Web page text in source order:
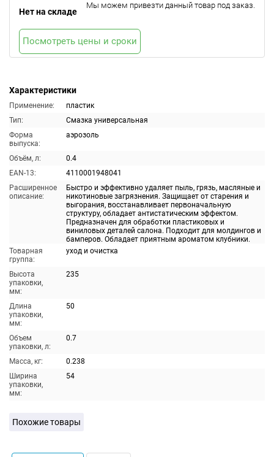
Характеристики
Применение:
пластик
Тип:
Смазка универсальная
Форма
выпуска:
аэрозоль
Объём, л:
0.4
EAN-13:
4110001948041
Расширенное
описание:
Быстро и эффективно удаляет пыль, грязь, масляные и
никотиновые загрязнения. Защищает от старения и
выгорания, восстанавливает первоначальную
структуру, обладает антистатическим эффектом.
Предназначен для обработки пластиковых и
виниловых деталей салона. Подходит для молдингов и
бамперов. Обладает приятным ароматом клубники.
Товарная
группа:
уход и очистка
Высота
упаковки,
мм:
235
Длина
упаковки,
мм:
50
Объем
упаковки, л:
0.7
Масса, кг:
0.238
Ширина
упаковки,
мм:
54
Нет на складе
Мы можем привезти данный товар под заказ.
Посмотреть цены и сроки
Похожие товары